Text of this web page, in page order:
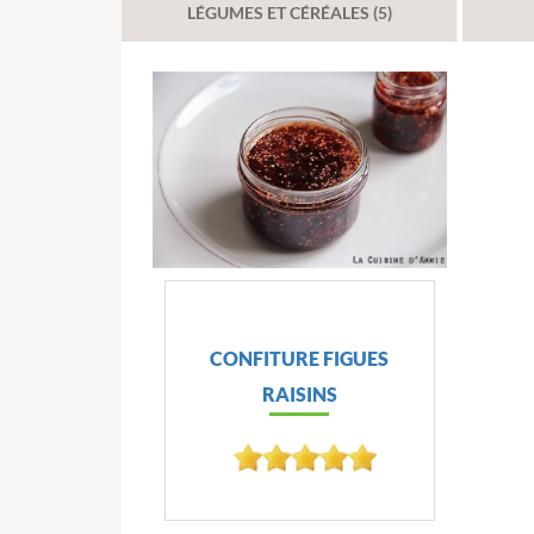
LÉGUMES ET CÉRÉALES (5)
CONFITURE FIGUES
RAISINS